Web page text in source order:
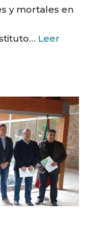
y mortales en
Leer